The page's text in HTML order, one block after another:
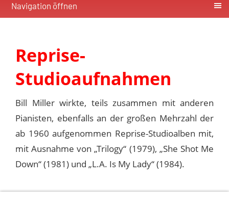
Navigation öffnen
Reprise-
Studioaufnahmen
Bill Miller wirkte, teils zusammen mit anderen
Pianisten, ebenfalls an der großen Mehrzahl der
ab 1960 aufgenommen Reprise-Studioalben mit,
mit Ausnahme von „Trilogy“ (1979), „She Shot Me
Down“ (1981) und „L.A. Is My Lady“ (1984).